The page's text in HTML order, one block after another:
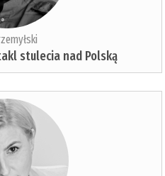
stulecia nad Polską